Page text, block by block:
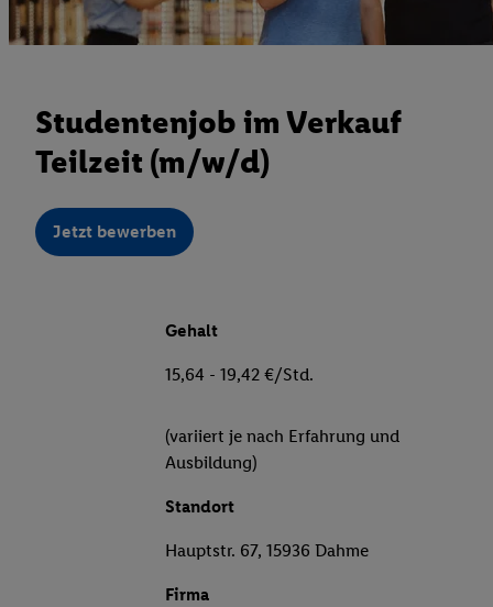
Studentenjob im Verkauf
Teilzeit (m/w/d)
Jetzt bewerben
Gehalt
15,64 - 19,42 €/Std.
(variiert je nach Erfahrung und
Ausbildung)
Standort
Hauptstr. 67, 15936 Dahme
Firma